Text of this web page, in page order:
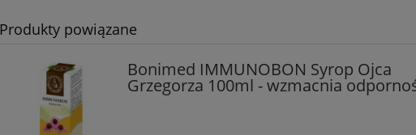
Produkty powiązane
Bonimed IMMUNOBON Syrop Ojca
Grzegorza 100ml - wzmacnia